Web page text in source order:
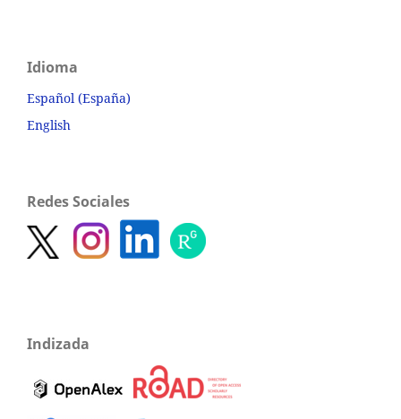
Idioma
Español (España)
English
Redes Sociales
Indizada